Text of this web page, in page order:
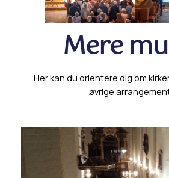
Mere
Her kan du orientere dig om
øvrige